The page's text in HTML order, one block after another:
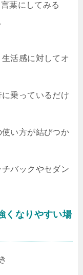
葉にしてみる
活感に対してオ
乗っているだけ
い方が結びつか
バックやセダン
くなりやすい場